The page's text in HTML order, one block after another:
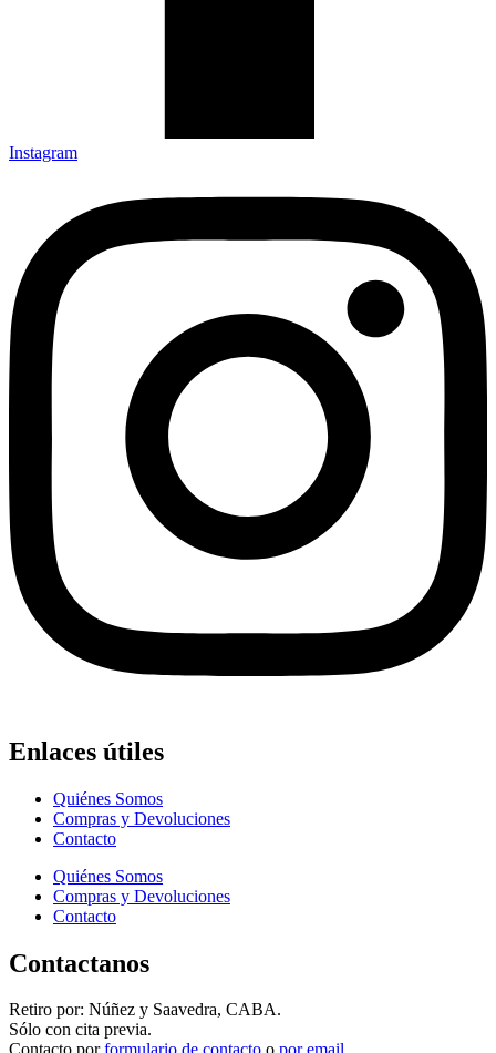
Instagram
Enlaces útiles
Quiénes Somos
Compras y Devoluciones
Contacto
Quiénes Somos
Compras y Devoluciones
Contacto
Contactanos
Retiro por: Núñez y Saavedra, CABA.
Sólo con cita previa.